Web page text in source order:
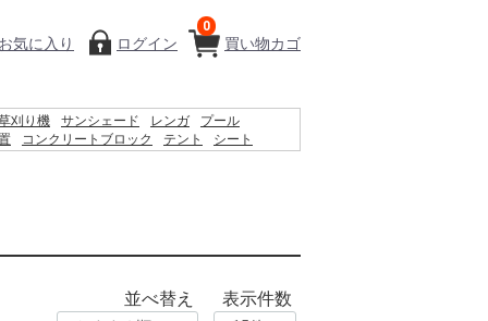
買い物カゴ
0
お気に入り ログイン
刈り機 サンシェード レンガ
プール
コンクリートブロック テント
シート
並べ替え 表示件数